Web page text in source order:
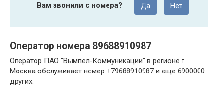
Вам звонили с номера? Да Нет
Оператор номера 89688910987
Оператор ПАО "Вымпел-Коммуникации" в регионе г.
Москва обслуживает номер +79688910987 и еще 6900000
других.